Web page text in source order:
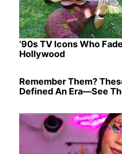
’90s TV Icons Who
Hollywood
Remember Them?
Defined An Era—See